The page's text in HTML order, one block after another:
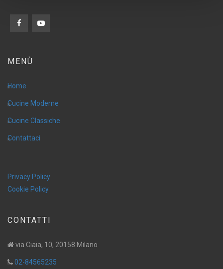
MENÙ
Home
Cucine Moderne
Cucine Classiche
Contattaci
Privacy Policy
Cookie Policy
CONTATTI
via Ciaia, 10, 20158 Milano
02-84565235